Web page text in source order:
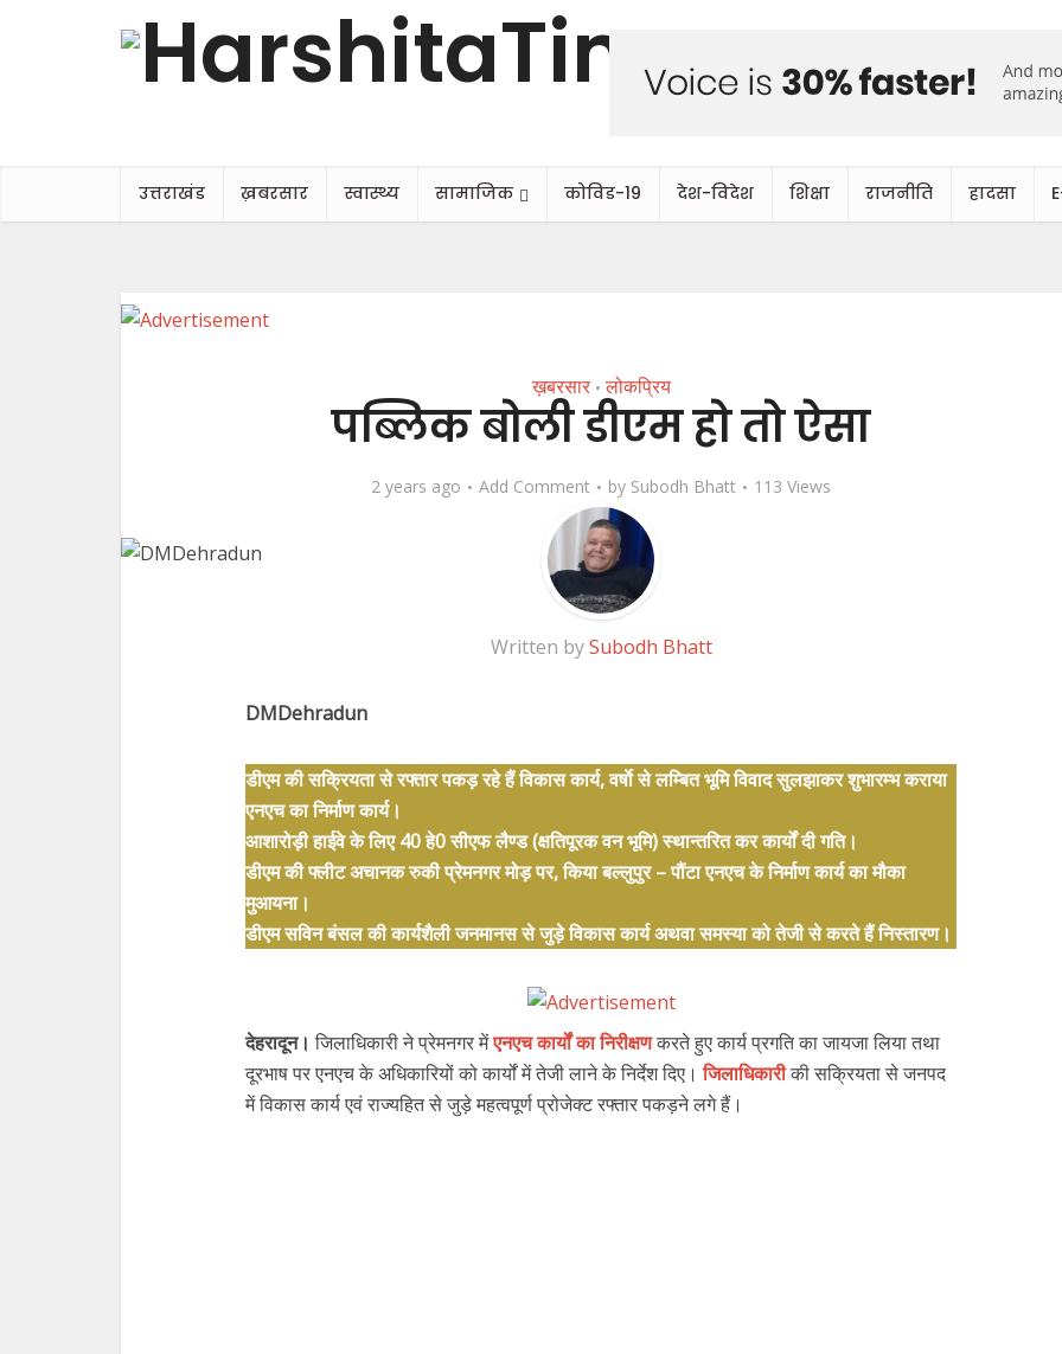
उत्तराखंड ख़बरसार स्वास्थ्य सामाजिक कोविड-19 देश-विदेश शिक्षा राजनीति हादसा
ख़बरसार • लोकप्रिय
पब्लिक बोली डीएम हो तो ऐसा
2 years ago Add Comment by Subodh Bhatt 113 Views
Written bySubodh Bhatt
DMDehradun
डीएम की सक्रियता से रफ्तार पकड़ रहे हैं विकास कार्य, वर्षाे से लम्बित भूमि विवाद सुलझाकर शुभारम्भ कराया
एनएच का निर्माण कार्य।
आशारोड़ी हाईवे के लिए 40 हे0 सीएफ लैण्ड (क्षतिपूरक वन भूमि) स्थान्तरित कर कार्यों दी गति।
डीएम की फ्लीट अचानक रुकी प्रेमनगर मोड़ पर, किया बल्लुपुर – पौंटा एनएच के निर्माण कार्य का मौका
मुआयना।
डीएम सविन बंसल की कार्यशैली जनमानस से जुड़े विकास कार्य अथवा समस्या को तेजी से करते हैं निस्तारण।
देहरादून। जिलाधिकारी ने प्रेमनगर मेंएनएच कार्यों का निरीक्षणकरते हुए कार्य प्रगति का जायजा लिया तथा
दूरभाष पर एनएच के अधिकारियों को कार्यों में तेजी लाने के निर्देश दिए।जिलाधिकारीकी सक्रियता से जनपद
में विकास कार्य एवं राज्यहित से जुड़े महत्वपूर्ण प्रोजेक्ट रफ्तार पकड़ने लगे हैं।